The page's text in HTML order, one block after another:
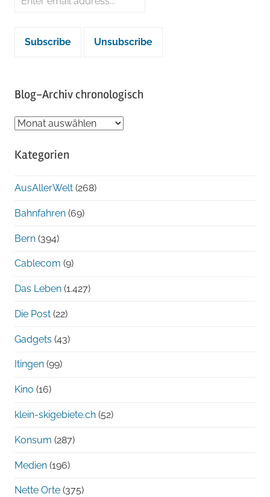
Blog-Archiv chronologisch
Blog-
chronologisch
Kategorien
AusAllerWelt (268)
Bahnfahren (69)
Bern (394)
Cablecom (9)
Das Leben (1.427)
Die Post (22)
Gadgets (43)
Itingen (99)
Kino (16)
klein-skigebiete.ch (52)
Konsum (287)
Medien (196)
Nette Orte (375)